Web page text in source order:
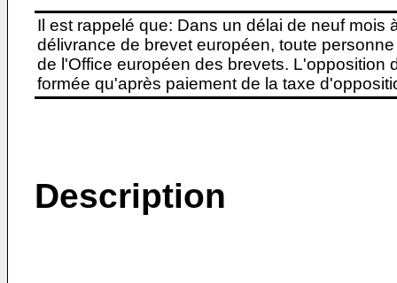
Il est rappelé que: Dans un délai de neuf
délivrance de brevet européen, toute
de l'Office européen des brevets. L'opposition
formée qu'après paiement de la taxe
Description